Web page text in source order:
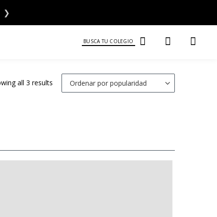
❯
BUSCA TU COLEGIO
all 3 results